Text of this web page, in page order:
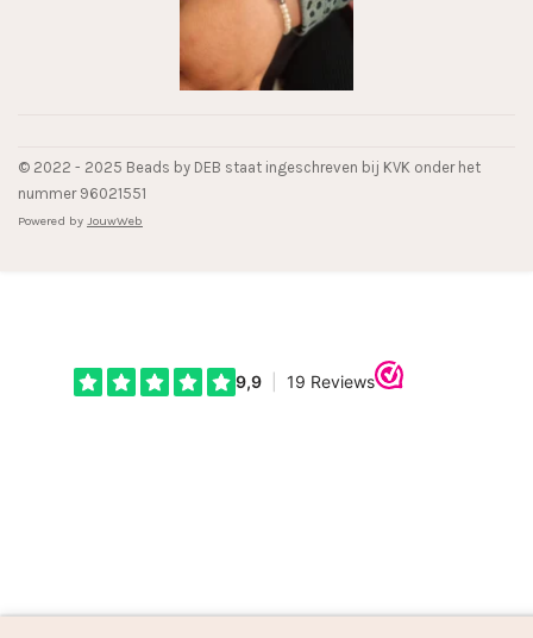
© 2022 - 2025 Beads by DEB staat ingeschreven bij KVK onder het
nummer 96021551
Powered by JouwWeb